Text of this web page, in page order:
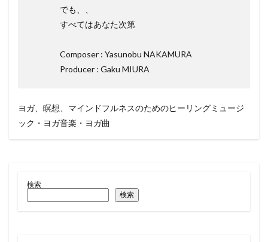
でも、、
すべてはあなた次第
Composer : Yasunobu NAKAMURA
Producer : Gaku MIURA
ヨガ、瞑想、マインドフルネスのためのヒーリングミュージ
ック・ヨガ音楽・ヨガ曲
検索
検索